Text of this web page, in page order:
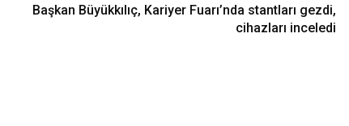
Başkan Büyükkılıç, Kariyer Fuarı’nda stantları gezdi,
cihazları inceledi